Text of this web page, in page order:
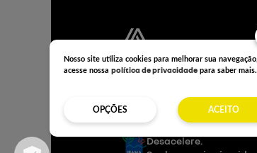
NOVOS +
Desacelere.
Nosso site utiliza cookies para melhorar sua navegação,
acesse nossa política de privacidade para saber mais.
OPÇÕES ACEITO